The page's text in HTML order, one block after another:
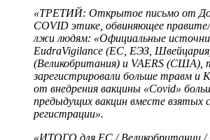
«ТРЕТИЙ: Открытое письмо от
COVID этике, обвиняющее
лжи людям: «Официальные
EudraVigilance (ЕС, ЕЭЗ,
(Великобритания) и VAERS (США),
зарегистрировали больше травм и
от внедрения вакцины «Covid»
предыдущих вакцин вместе взятых
регистрации».